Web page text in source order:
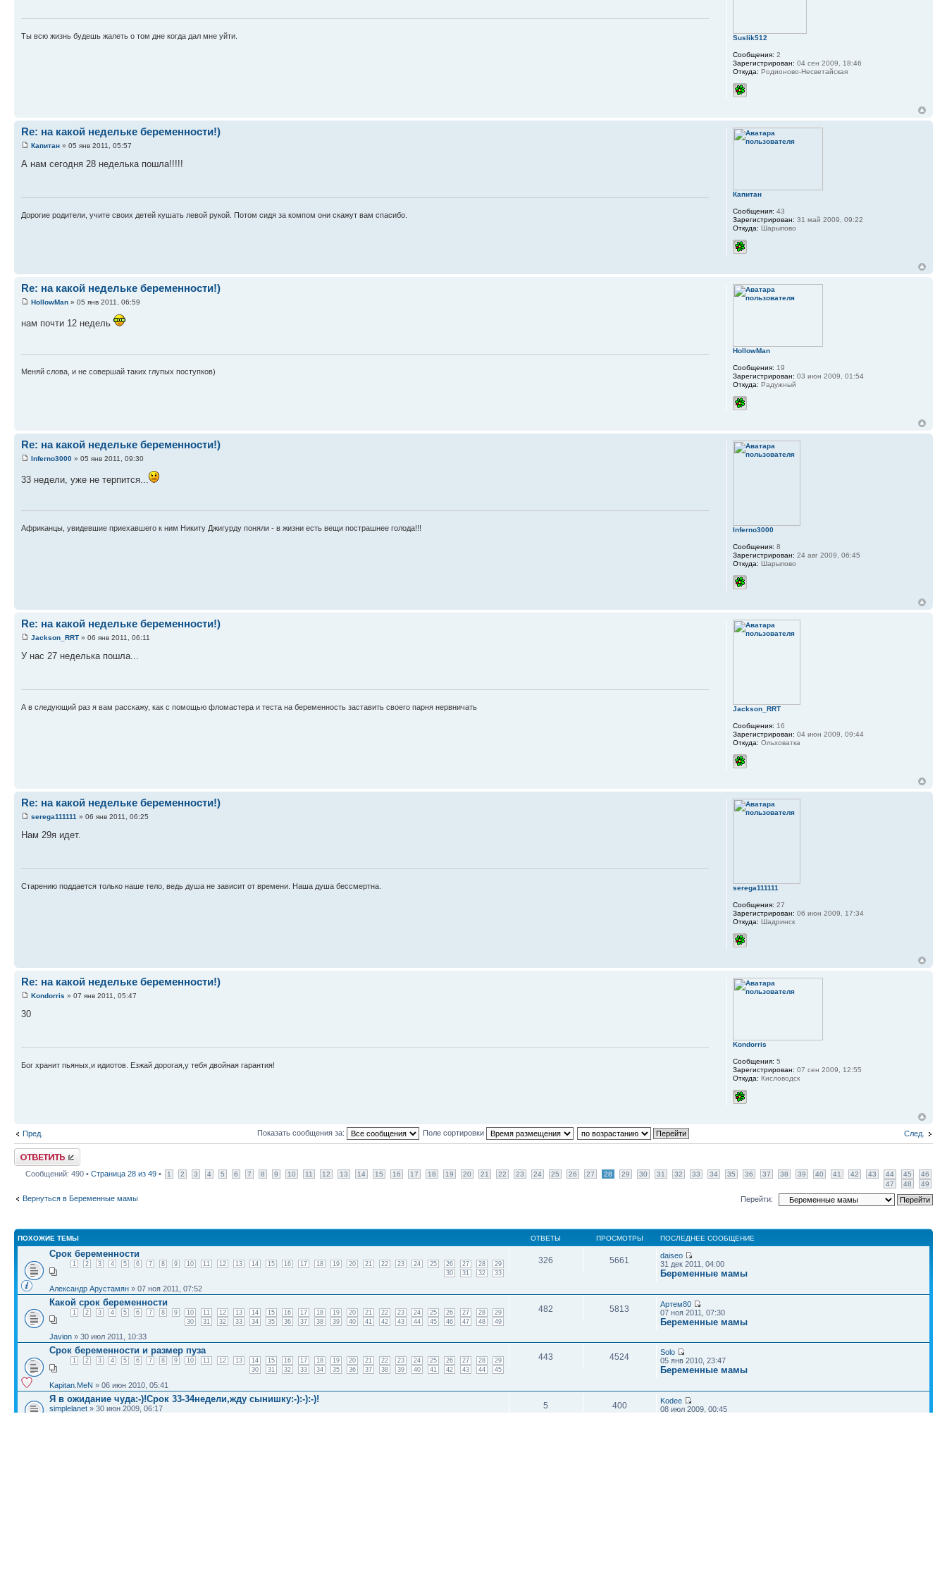
Ты всю жизнь будешь жалеть о том дне когда дал мне уйти. Suslik512
Сообщения: 2
Зарегистрирован: 04 сен 2009, 18:46
Откуда: Родионово-Несветайская
Re: на какой недельке беременности!)
Капитан » 05 янв 2011, 05:57
А нам сегодня 28 неделька пошла!!!!!
Дорогие родители, учите своих детей кушать левой рукой. Потом сидя за компом они скажут вам спасибо.
Капитан
Сообщения: 43
Зарегистрирован: 31 май 2009, 09:22
Откуда: Шарыпово
Re: на какой недельке беременности!)
HollowMan » 05 янв 2011, 06:59
нам почти 12 недель
Меняй слова, и не совершай таких глупых поступков)
HollowMan
Сообщения: 19
Зарегистрирован: 03 июн 2009, 01:54
Откуда: Радужный
Re: на какой недельке беременности!)
Inferno3000 » 05 янв 2011, 09:30
33 недели, уже не терпится...
Африканцы, увидевшие приехавшего к ним Никиту Джигурду поняли - в жизни есть вещи пострашнее голода!!! Inferno3000
Сообщения: 8
Зарегистрирован: 24 авг 2009, 06:45
Откуда: Шарыпово
Re: на какой недельке беременности!)
Jackson_RRT » 06 янв 2011, 06:11
У нас 27 неделька пошла...
А в следующий раз я вам расскажу, как с помощью фломастера и теста на беременность заставить своего парня нервничать Jackson_RRT
Сообщения: 16
Зарегистрирован: 04 июн 2009, 09:44
Откуда: Ольховатка
Re: на какой недельке беременности!)
serega111111 » 06 янв 2011, 06:25
Нам 29я идет.
Старению поддается только наше тело, ведь душа не зависит от времени. Наша душа бессмертна. serega111111
Сообщения: 27
Зарегистрирован: 06 июн 2009, 17:34
Откуда: Шадринск
Re: на какой недельке беременности!)
Kondorris » 07 янв 2011, 05:47
30
Бог хранит пьяных,и идиотов. Езжай дорогая,у тебя двойная гарантия!
Kondorris
Сообщения: 5
Зарегистрирован: 07 сен 2009, 12:55
Откуда: Кисловодск
Пред. След.
Показать сообщения за: Поле сортировки
Ответить
Сообщений: 490 • Страница 28 из 49 • 1 2 3 4 5 6 7 8 9 10 11 12 13 14 15 16 17 18 19 20 21 22 23 24 25 26 27 28 29 30 31 32 33 34 35 36 37 38 39 40 41 42 43 44 45
46
47
48 49
Вернуться в Беременные мамы Перейти:
ПОХОЖИЕ ТЕМЫ ОТВЕТЫ ПРОСМОТРЫ ПОСЛЕДНЕЕ СООБЩЕНИЕ
Срок беременности
1 2 3 4 5 6 7 8 9 10 11 12 13 14 15 16 17 18 19 20 21 22 23 24 25 26 27 28
29
30
31 32 33
Александр Арустамян » 07 ноя 2011, 07:52
326 5661
daiseo
31 дек 2011, 04:00
Беременные мамы
Какой срок беременности
1 2 3 4 5 6 7 8 9 10 11 12 13 14 15 16 17 18 19 20 21 22 23 24 25 26 27 28
29
30
31 32 33 34 35 36 37 38 39 40 41 42 43 44 45 46 47 48 49
Javion » 30 июл 2011, 10:33
482 5813
Артем80
07 ноя 2011, 07:30
Беременные мамы
Срок беременности и размер пуза
1 2 3 4 5 6 7 8 9 10 11 12 13 14 15 16 17 18 19 20 21 22 23 24 25 26 27 28
29
30
31 32 33 34 35 36 37 38 39 40 41 42 43 44 45
Kapitan.MeN » 06 июн 2010, 05:41
443 4524
Solo
05 янв 2010, 23:47
Беременные мамы
Я в ожидание чуда:-)!Срок 33-34недели,жду сынишку:-):-):-)!
simplelanet » 30 июн 2009, 06:17 5 400
Kodee
08 июл 2009, 00:45